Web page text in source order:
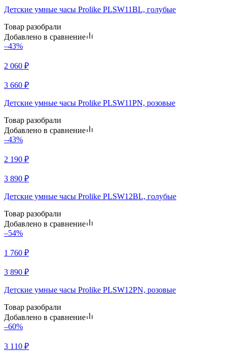
Детские умные часы Prolike PLSW11BL, голубые
Товар разобрали
Добавлено в сравнение
–43%
2 060 ₽
3 660 ₽
Детские умные часы Prolike PLSW11PN, розовые
Товар разобрали
Добавлено в сравнение
–43%
2 190 ₽
3 890 ₽
Детские умные часы Prolike PLSW12BL, голубые
Товар разобрали
Добавлено в сравнение
–54%
1 760 ₽
3 890 ₽
Детские умные часы Prolike PLSW12PN, розовые
Товар разобрали
Добавлено в сравнение
–60%
3 110 ₽